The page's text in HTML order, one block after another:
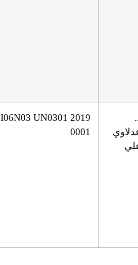
I06N03 UN0301 2019
0001